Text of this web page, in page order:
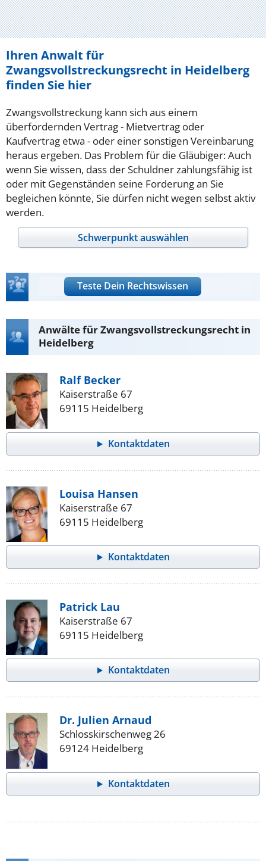
Ihren Anwalt für
Zwangsvollstreckungsrecht in Heidelberg
finden Sie hier
Zwangsvollstreckung kann sich aus einem
überfordernden Vertrag - Mietvertrag oder
Kaufvertrag etwa - oder einer sonstigen Vereinbarung
heraus ergeben. Das Problem für die Gläubiger: Auch
wenn Sie wissen, dass der Schuldner zahlungsfähig ist
oder mit Gegenständen seine Forderung an Sie
begleichen könnte, Sie dürfen nicht wegen selbst aktiv
werden.
Schwerpunkt auswählen
Teste Dein Rechtswissen
Anwälte für Zwangsvollstreckungsrecht in
Heidelberg
Ralf Becker
Kaiserstraße 67
69115 Heidelberg
Kontaktdaten
Louisa Hansen
Kaiserstraße 67
69115 Heidelberg
Kontaktdaten
Patrick Lau
Kaiserstraße 67
69115 Heidelberg
Kontaktdaten
Dr. Julien Arnaud
Schlosskirschenweg 26
69124 Heidelberg
Kontaktdaten